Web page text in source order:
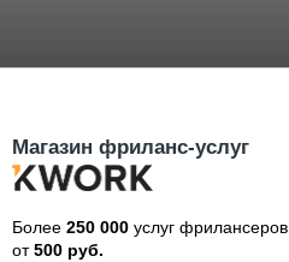
Магазин фриланс-услуг
Более 250 000услуг фрилансеров
от500 руб.